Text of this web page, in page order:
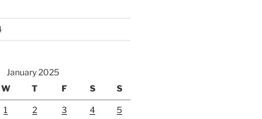
January 2025
W T F S S
1 2 3 4
5